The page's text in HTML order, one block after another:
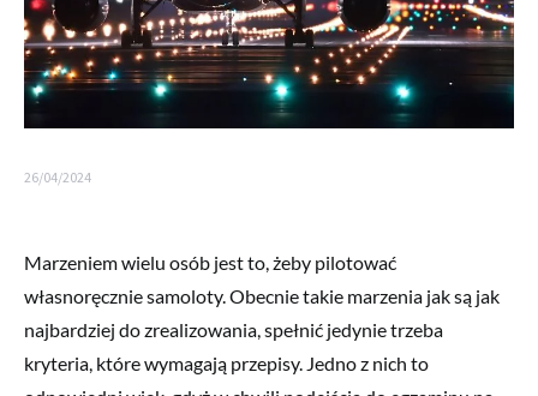
26/04/2024
Marzeniem wielu osób jest to, żeby pilotować
własnoręcznie samoloty. Obecnie takie marzenia jak są jak
najbardziej do zrealizowania, spełnić jedynie trzeba
kryteria, które wymagają przepisy. Jedno z nich to